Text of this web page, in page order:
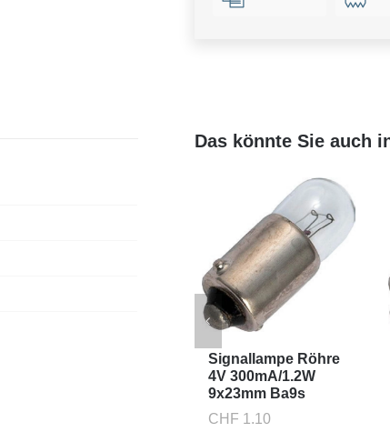
Das könnte Sie auch
Signallampe Röhre
4V 300mA/1.2W
9x23mm Ba9s
CHF 1.10